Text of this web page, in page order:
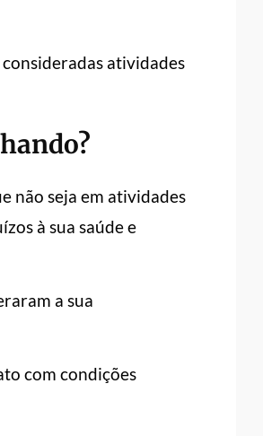
atividades
não seja em atividades
à sua saúde e
a sua
com condições